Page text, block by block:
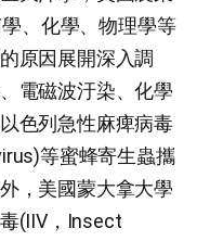
、化學、物理學等
原因展開深入調
電磁波汙染、化學
色列急性麻痺病毒
等蜜蜂寄生蟲攜
，美國蒙大拿大學
(IIV，Insect